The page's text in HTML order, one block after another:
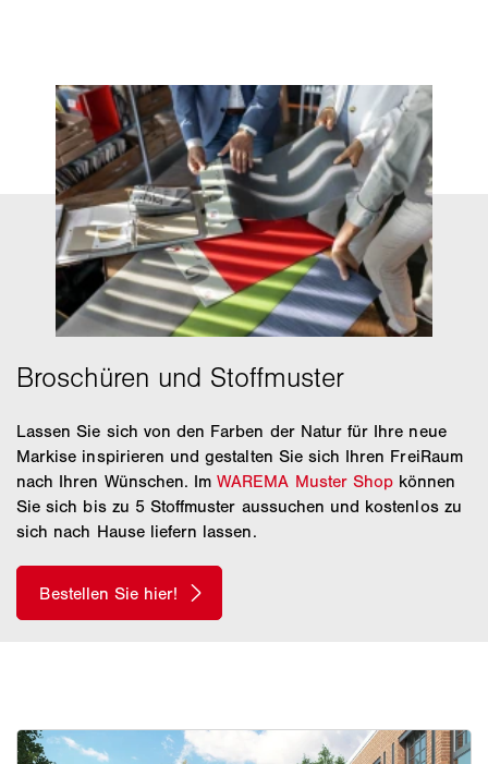
Lassen Sie sich von den Farben der Natur für Ihre neue
Markise inspirieren und gestalten Sie sich Ihren FreiRaum
nach Ihren Wünschen. ImWAREMA Muster Shop können
Sie sich bis zu 5 Stoffmuster aussuchen und kostenlos zu
sich nach Hause liefern lassen.